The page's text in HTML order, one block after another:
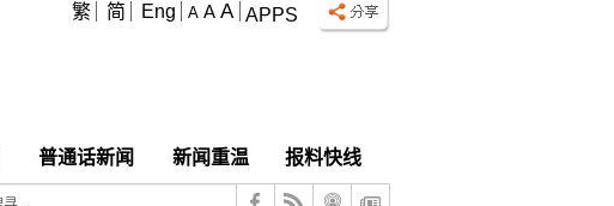
APPS
A A A
繁 简 Eng
普通话新闻 新闻重温 报料快线